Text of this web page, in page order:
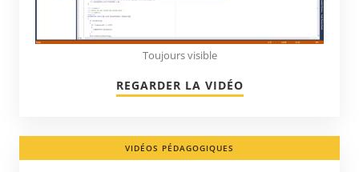
Toujours visible
REGARDER LA VIDÉO
VIDÉOS PÉDAGOGIQUES